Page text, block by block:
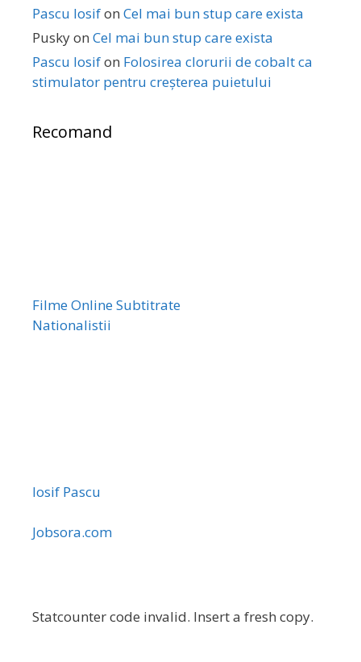
Pascu Iosifon Cel mai bun stup care exista
Puskyon Cel mai bun stup care exista
Pascu Iosifon Folosirea clorurii de cobalt ca
stimulator pentru creșterea puietului
Recomand
Filme Online Subtitrate
Nationalistii
Iosif Pascu
Jobsora.com
Statcounter code invalid. Insert a fresh copy.